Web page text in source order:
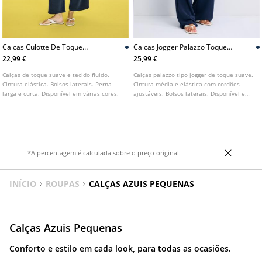
Calcas Culotte De Toque
Suave
22,99 €
Calças de toque suave e tecido fluido.
Cintura elástica. Bolsos laterais. Perna
larga e curta. Disponível em várias cores.
Calcas Jogger Palazzo Toque
Suave
25,99 €
Calças palazzo tipo jogger de toque suave.
Cintura média e elástica com cordões
ajustáveis. Bolsos laterais. Disponível em
*A percentagem é calculada sobre o preço original.
INÍCIO ROUPAS CALÇAS AZUIS PEQUENAS
Calças Azuis Pequenas
Conforto e estilo em cada look, para todas as ocasiões.